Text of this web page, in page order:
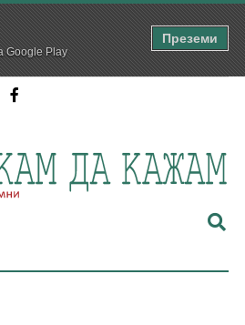
Google Play
Преземи